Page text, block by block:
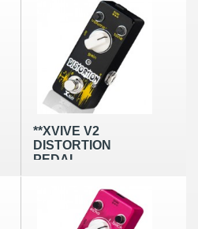
**XVIVE V2
DISTORTION
PEDAL